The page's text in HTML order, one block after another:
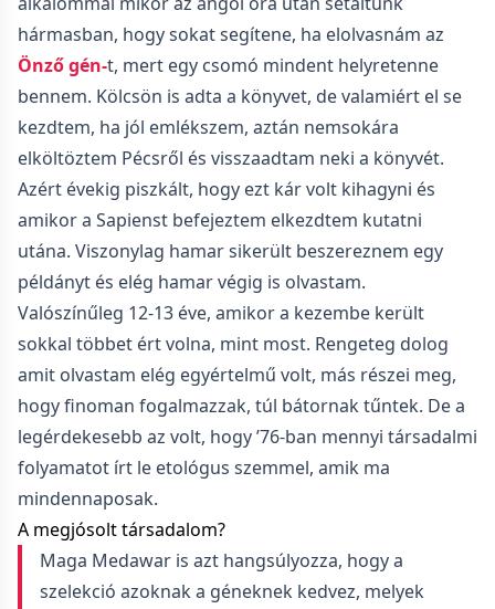
hármasban, hogy sokat segítene, ha elolvasnám az
Önző gén-t, mert egy csomó mindent helyretenne
bennem. Kölcsön is adta a könyvet, de valamiért el se
kezdtem, ha jól emlékszem, aztán nemsokára
elköltöztem Pécsről és visszaadtam neki a könyvét.
Azért évekig piszkált, hogy ezt kár volt kihagyni és
amikor a Sapienst befejeztem elkezdtem kutatni
utána. Viszonylag hamar sikerült beszereznem egy
példányt és elég hamar végig is olvastam.
Valószínűleg 12-13 éve, amikor a kezembe került
sokkal többet ért volna, mint most. Rengeteg dolog
amit olvastam elég egyértelmű volt, más részei meg,
hogy finoman fogalmazzak, túl bátornak tűntek. De a
legérdekesebb az volt, hogy ’76-ban mennyi társadalmi
folyamatot írt le etológus szemmel, amik ma
mindennaposak.
A megjósolt társadalom?
Maga Medawar is azt hangsúlyozza, hogy a
szelekció azoknak a géneknek kedvez, melyek